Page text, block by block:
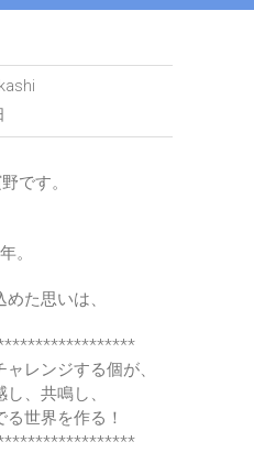
です。
。
めた思いは、
レンジする個が、
、共鳴し、
世界を作る！